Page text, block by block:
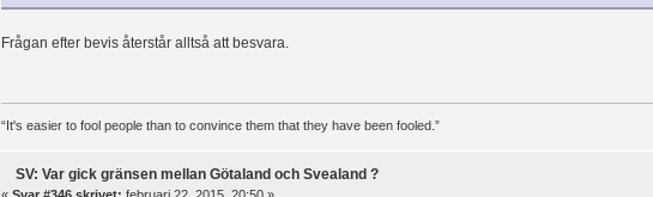
Frågan efter bevis återstår alltså att besvara.
“It's easier to fool people than to convince them that they have been fooled.”
SV: Var gick gränsen mellan Götaland och Svealand ?